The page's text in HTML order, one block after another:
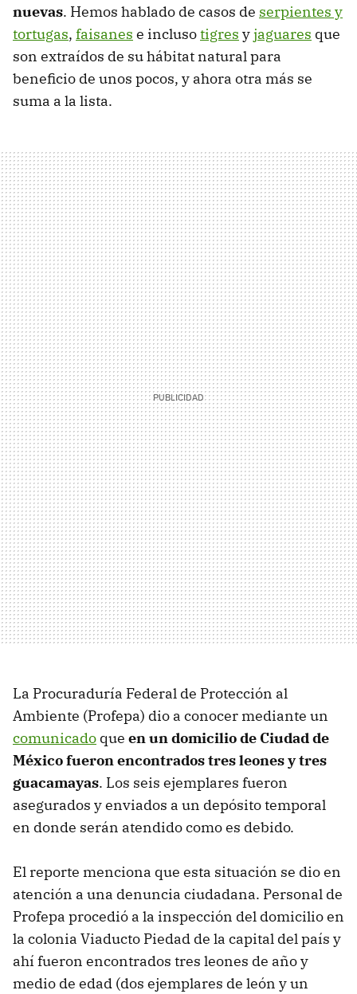
nuevas. Hemos hablado de casos de serpientes y
tortugas, faisanes e inclusotigres yjaguares que
son extraídos de su hábitat natural para
beneficio de unos pocos, y ahora otra más se
suma a la lista.
La Procuraduría Federal de Protección al
Ambiente (Profepa) dio a conocer mediante un
comunicado que en un domicilio de Ciudad de
México fueron encontrados tres leones y tres
guacamayas. Los seis ejemplares fueron
asegurados y enviados a un depósito temporal
en donde serán atendido como es debido.
El reporte menciona que esta situación se dio en
atención a una denuncia ciudadana. Personal de
Profepa procedió a la inspección del domicilio en
la colonia Viaducto Piedad de la capital del país y
ahí fueron encontrados tres leones de año y
medio de edad (dos ejemplares de león y un